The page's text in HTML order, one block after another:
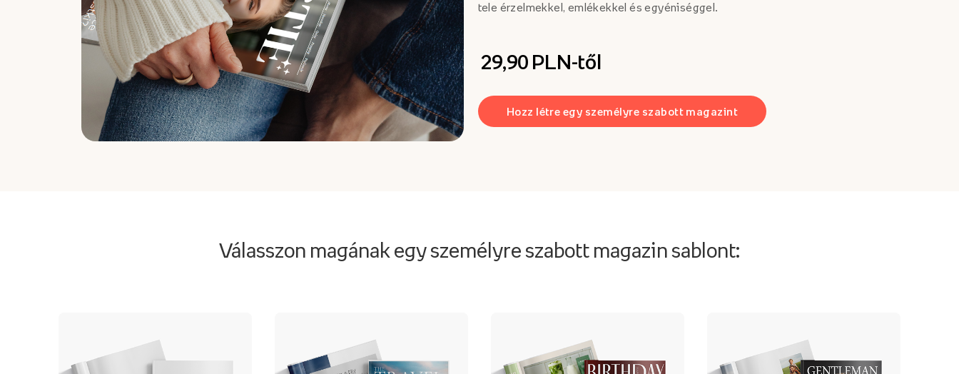
tele érzelmekkel, emlékekkel és egyéniséggel.
29,90 PLN-től
Hozz létre egy személyre szabott magazint
Válasszon magának egy személyre szabott magazin sablont: